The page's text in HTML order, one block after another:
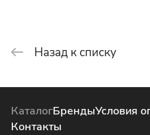
Назад к списку
КаталогБрендыУсловия
Контакты